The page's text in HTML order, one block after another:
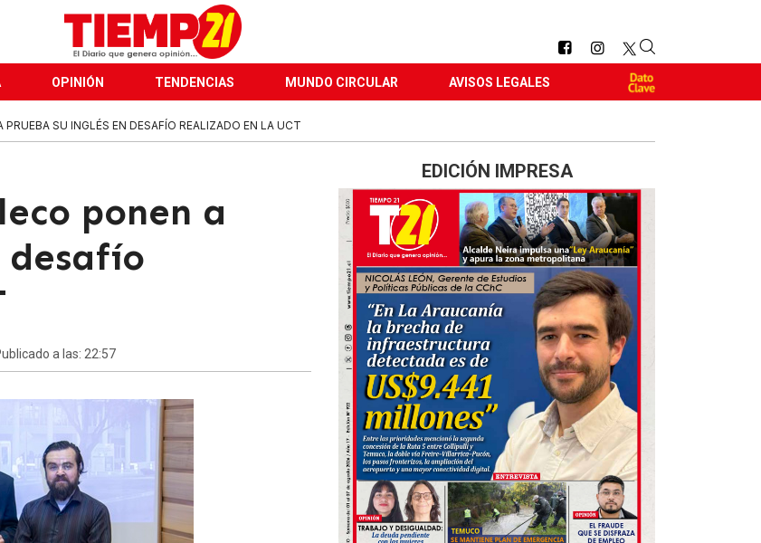
OPINIÓN TENDENCIAS MUNDO CIRCULAR AVISOS LEGALES
SU INGLÉS EN DESAFÍO REALIZADO EN LA UCT
ponen a
desafío
a las: 22:57
EDICIÓN IMPRESA